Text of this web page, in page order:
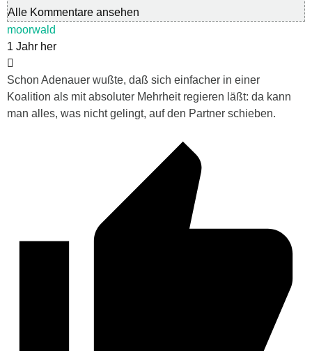
Alle Kommentare ansehen
moorwald
1 Jahr her
Schon Adenauer wußte, daß sich einfacher in einer
Koalition als mit absoluter Mehrheit regieren läßt: da kann
man alles, was nicht gelingt, auf den Partner schieben.